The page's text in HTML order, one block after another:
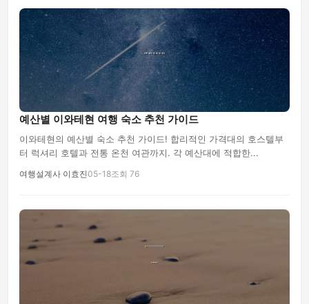
예산별 이와테현 여행 숙소 추천 가이드
이와테현의 예산별 숙소 추천 가이드! 합리적인 가격대의 호스텔부
터 럭셔리 호텔과 전통 온천 여관까지. 각 예산대에 적합한...
여행설계사 이효진05-18조회 76